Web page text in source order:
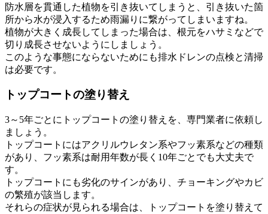
防水層を貫通した植物を引き抜いてしまうと、引き抜いた箇
所から水が浸入するため雨漏りに繋がってしまいますね。
植物が大きく成長してしまった場合は、根元をハサミなどで
切り成長させないようにしましょう。
このような事態にならないためにも排水ドレンの点検と清掃
は必要です。
トップコートの塗り替え
3～5年ごとにトップコートの塗り替えを、専門業者に依頼し
ましょう。
トップコートにはアクリルウレタン系やフッ素系などの種類
があり、フッ素系は耐用年数が長く10年ごとでも大丈夫で
す。
トップコートにも劣化のサインがあり、チョーキングやカビ
の繁殖が該当します。
それらの症状が見られる場合は、トップコートを塗り替えて